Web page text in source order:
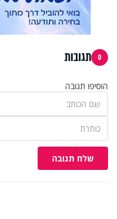
0 תגובות
הוסיפו תגובה
שלח תגובה